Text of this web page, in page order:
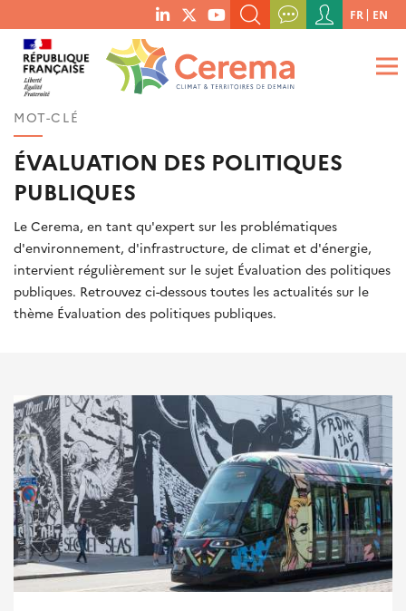
menu
social
links
RECHERCHER UN MOT-CLÉ, UNE PUBLICATION, ETC.
QUE RECHERCHEZ-VOUS ?
Menu
du
compte
de
FR EN
MOT-CLÉ
ÉVALUATION DES POLITIQUES
PUBLIQUES
Le Cerema, en tant qu'expert sur les problématiques
d'environnement, d'infrastructure, de climat et d'énergie,
intervient régulièrement sur le sujet Évaluation des politiques
publiques. Retrouvez ci-dessous toutes les actualités sur le
thème Évaluation des politiques publiques.